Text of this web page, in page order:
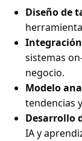
Diseño de
sistemas
negocio.
Modelo
tendencias
Desarrollo
IA y